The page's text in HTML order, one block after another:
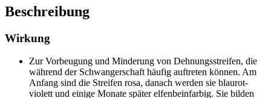
Beschreibung
Wirkung
Zur Vorbeugung und Minderung von Dehnungsstreifen, die
während der Schwangerschaft häufig auftreten können. Am
Anfang sind die Streifen rosa, danach werden sie blaurot-
violett und einige Monate später elfenbeinfarbig. Sie bilden